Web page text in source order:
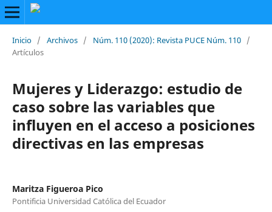
Inicio / Archivos / Núm. 110 (2020): Revista PUCE Núm. 110 /
Artículos
Mujeres y Liderazgo: estudio de
caso sobre las variables que
influyen en el acceso a posiciones
directivas en las empresas
Maritza Figueroa Pico
Pontificia Universidad Católica del Ecuador